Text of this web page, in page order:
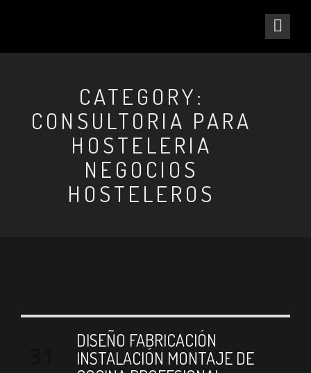
CATEGORY:
CONSULTORIA PARA
HOSTELERIA
NEGOCIOS
HOSTELEROS
DISEÑO FABRICACIÓN
INSTALACIÓN MONTAJE DE